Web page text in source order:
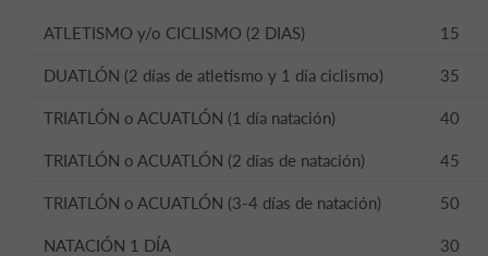
ATLETISMO y/o CICLISMO (2 DIAS) 15
DUATLÓN (2 días de atletismo y 1 día ciclismo) 35
TRIATLÓN o ACUATLÓN (1 día natación) 40
TRIATLÓN o ACUATLÓN (2 días de natación) 45
TRIATLÓN o ACUATLÓN (3-4 días de natación) 50
NATACIÓN 1 DÍA 30